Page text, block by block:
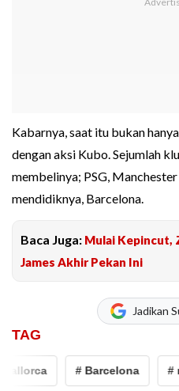
Kabarnya, saat itu bukan
dengan aksi Kubo. Sejumlah
membelinya; PSG,
mendidiknya, Barcelona.
Baca Juga: Mulai Kepincut,
James Akhir Pekan Ini
Jadikan
TAG
# Barcelona #